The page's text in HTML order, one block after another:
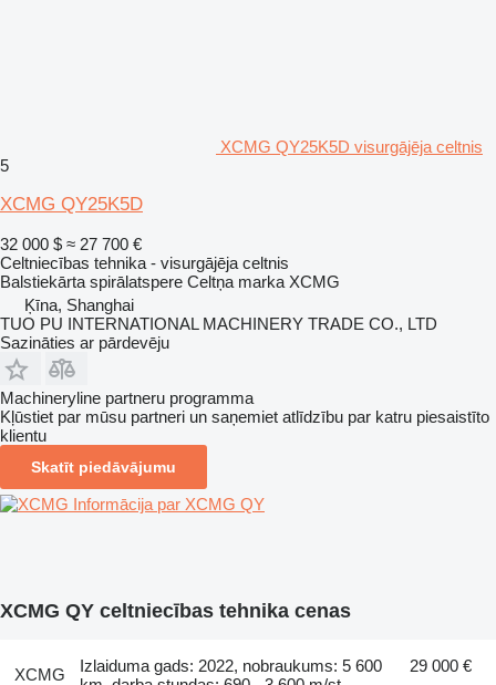
XCMG QY25K5D visurgājēja celtnis
5
XCMG QY25K5D
32 000 $ ≈ 27 700 €
Celtniecības tehnika - visurgājēja celtnis
Balstiekārta spirālatspere Celtņa marka XCMG
Ķīna, Shanghai
TUO PU INTERNATIONAL MACHINERY TRADE CO., LTD
Sazināties ar pārdevēju
Machineryline partneru programma
Kļūstiet par mūsu partneri un saņemiet atlīdzību par katru piesaistīto
klientu
Skatīt piedāvājumu
Informācija par XCMG QY
XCMG QY celtniecības tehnika cenas
XCMG
Izlaiduma gads: 2022, nobraukums: 5 600
29 000 €